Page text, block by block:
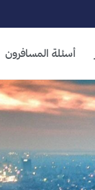
أسئلة المسافرون